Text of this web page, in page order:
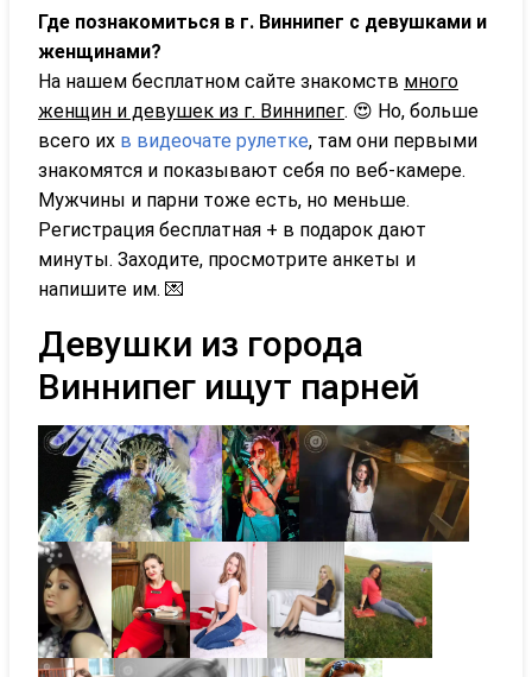
Где познакомиться в г. Виннипег с девушками и
женщинами?
На нашем бесплатном сайте знакомств много
женщин и девушек из г. Виннипег. 😍 Но, больше
всего их в видеочате рулетке, там они первыми
знакомятся и показывают себя по веб-камере.
Мужчины и парни тоже есть, но меньше.
Регистрация бесплатная + в подарок дают
минуты. Заходите, просмотрите анкеты и
напишите им. 💌
Девушки из города
Виннипег ищут парней